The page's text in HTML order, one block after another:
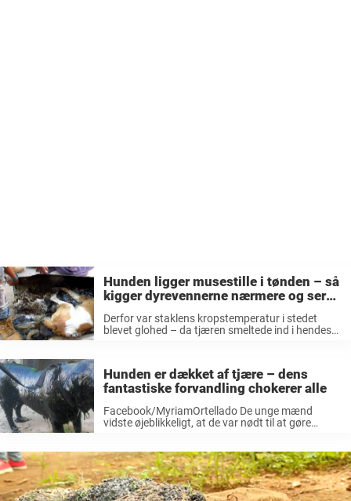
Hunden ligger musestille i tønden – så
kigger dyrevennerne nærmere og ser
Derfor var staklens kropstemperatur i stedet
blevet glohed – da tjæren smeltede ind i hendes
Hunden er dækket af tjære – dens
fantastiske forvandling chokerer alle
Facebook/MyriamOrtellado De unge mænd
vidste øjeblikkeligt, at de var nødt til at gøre
tog hunden med til en dyrlæge, ...